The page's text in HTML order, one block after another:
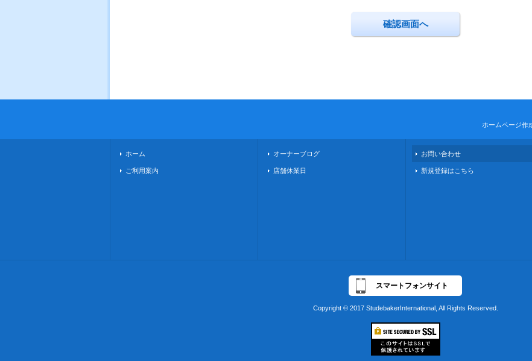
ホームページ作
ホーム
ご利用案内
オーナーブログ
店舗休業日
お問い合わせ
新規登録はこちら
スマートフォンサイト
Copyright © 2017 StudebakerInternational, All Rights Reserved.